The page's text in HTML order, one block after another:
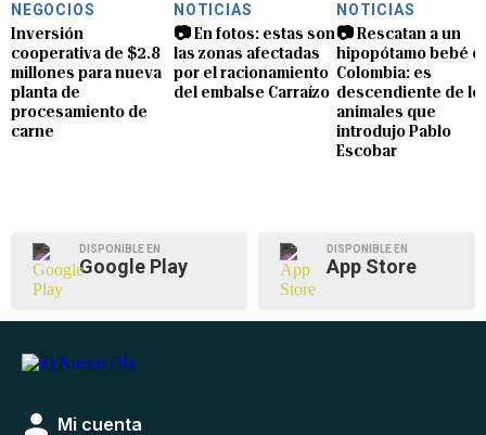
NEGOCIOS
Inversión
cooperativa de $2.8
millones para nueva
planta de
procesamiento de
carne
NOTICIAS
📷 En fotos: estas son
las zonas afectadas
por el racionamiento
del embalse Carraízo
NOTICIAS
📷 Rescatan a un
hipopótamo bebé
Colombia: es
descendiente de
animales que
introdujo Pablo
Escobar
DISPONIBLE EN
Google Play
DISPONIBLE EN
App Store
Mi cuenta